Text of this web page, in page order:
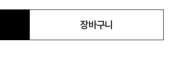
장바구니